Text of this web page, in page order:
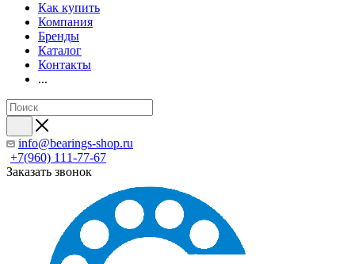
Как купить
Компания
Бренды
Каталог
Контакты
...
info@bearings-shop.ru
+7(960) 111-77-67
Заказать звонок